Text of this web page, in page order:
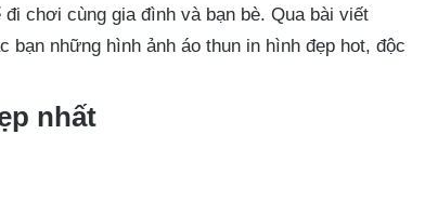
chơi cùng gia đình và bạn bè. Qua bài viết
những hình ảnh áo thun in hình đẹp hot, độc
nhất